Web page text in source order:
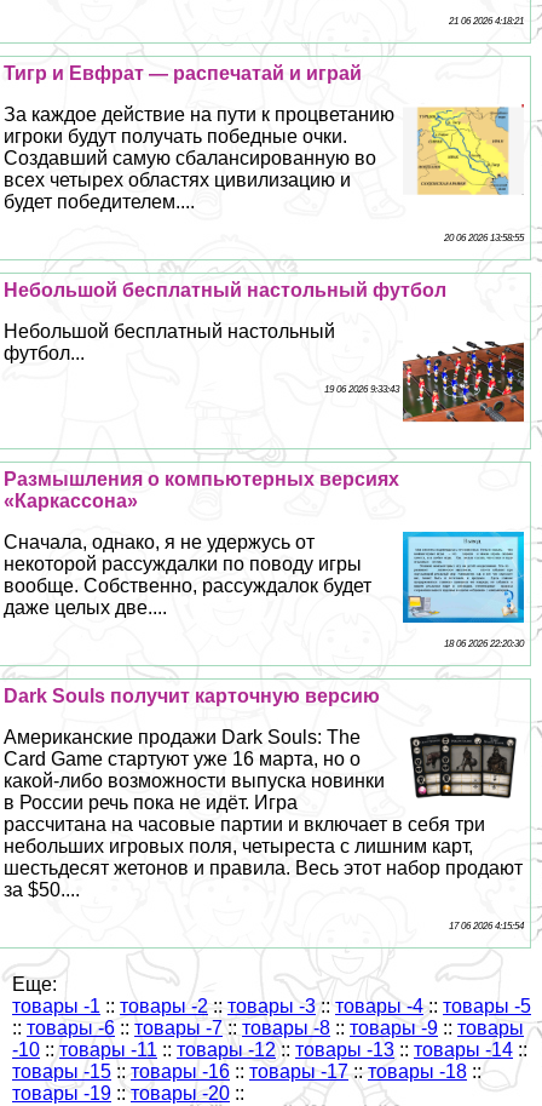
21 06 2026 4:18:21
Тигр и Евфрат — распечатай и играй
За каждое действие на пути к процветанию
игроки будут получать победные очки.
Создавший самую сбалансированную во
всех четырех областях цивилизацию и
будет победителем....
20 06 2026 13:58:55
Небольшой бесплатный настольный футбол
Небольшой бесплатный настольный
футбол...
19 06 2026 9:33:43
Размышления о компьютерных версиях
«Каркассона»
Сначала, однако, я не удержусь от
некоторой рассуждалки по поводу игры
вообще. Собственно, рассуждалок будет
даже целых две....
18 06 2026 22:20:30
Dark Souls получит карточную версию
Американские продажи Dark Souls: The
Card Game стартуют уже 16 марта, но о
какой-либо возможности выпуска новинки
в России речь пока не идёт. Игра
рассчитана на часовые партии и включает в себя три
небольших игровых поля, четыреста с лишним карт,
шестьдесят жетонов и правила. Весь этот набор продают
за $50....
17 06 2026 4:15:54
Еще:
товары -1 :: товары -2 :: товары -3:: товары -4 :: товары -5
:: товары -6 :: товары -7:: товары -8 :: товары -9 :: товары
-10 :: товары -11 :: товары -12 :: товары -13 :: товары -14 ::
товары -15 :: товары -16 :: товары -17 :: товары -18 ::
товары -19 ::товары -20 ::